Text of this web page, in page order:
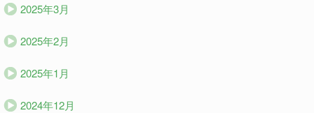
2025年3月
2025年2月
2025年1月
2024年12月